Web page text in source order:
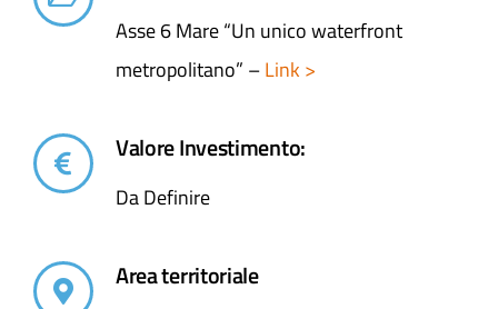
Asse 6 Mare “Un unico waterfront
metropolitano” –Link >
Valore Investimento:
Da Definire
Area territoriale